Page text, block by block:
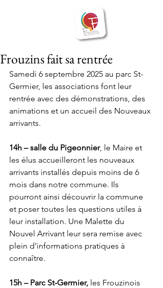
Frouzins fait sa rentrée
Samedi 6 septembre 2025 au parc St-
Germier, les associations font leur
rentrée avec des démonstrations, des
animations et un accueil des Nouveaux
arrivants.
14h – salle du Pigeonnier, le Maire et
les élus accueilleront les nouveaux
arrivants installés depuis moins de 6
mois dans notre commune. Ils
pourront ainsi découvrir la commune
et poser toutes les questions utiles à
leur installation. Une Malette du
Nouvel Arrivant leur sera remise avec
plein d’informations pratiques à
connaître.
15h – Parc St-Germier, les Frouzinois